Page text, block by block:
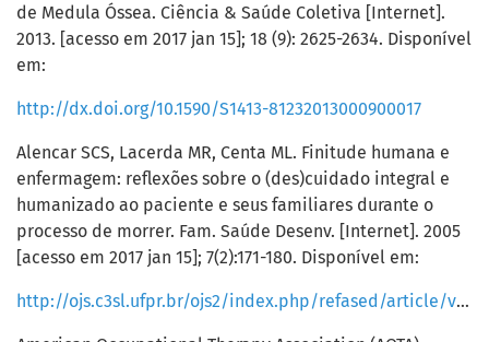
de Medula Óssea. Ciência & Saúde Coletiva [Internet].
2013. [acesso em 2017 jan 15]; 18 (9): 2625-2634. Disponível
em:
http://dx.doi.org/10.1590/S1413-81232013000900017
Alencar SCS, Lacerda MR, Centa ML. Finitude humana e
enfermagem: reflexões sobre o (des)cuidado integral e
humanizado ao paciente e seus familiares durante o
processo de morrer. Fam. Saúde Desenv. [Internet]. 2005
[acesso em 2017 jan 15]; 7(2):171-180. Disponível em:
http://ojs.c3sl.ufpr.br/ojs2/index.php/refased/article/viewFile/8045/5668